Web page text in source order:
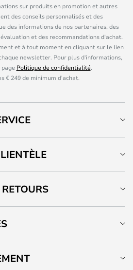
sur produits en promotion et autres
des conseils personnalisés et des
des informations de nos partenaires, des
et des recommandations d'achat.
et à tout moment en cliquant sur le lien
newsletter. Pour plus d'informations,
Politique de confidentialité.
€ 249 de minimum d'achat.